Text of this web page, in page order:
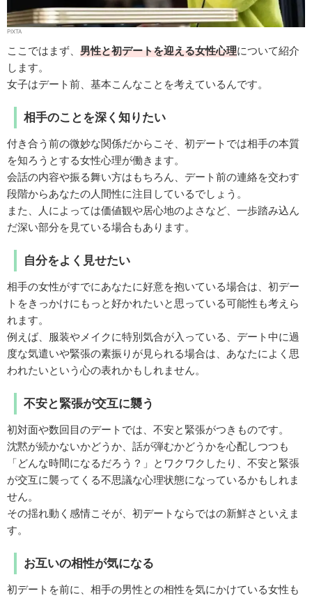
PIXTA
ここではまず、 男性と初デートを迎える女性心理について紹介
します。
女子はデート前、基本こんなことを考えているんです。
相手のことを深く知りたい
付き合う前の微妙な関係だからこそ、初デートでは相手の本質
を知ろうとする女性心理が働きます。
会話の内容や振る舞い方はもちろん、デート前の連絡を交わす
段階からあなたの人間性に注目しているでしょう。
また、人によっては価値観や居心地のよさなど、一歩踏み込ん
だ深い部分を見ている場合もあります。
自分をよく見せたい
相手の女性がすでにあなたに好意を抱いている場合は、初デー
トをきっかけにもっと好かれたいと思っている可能性も考えら
れます。
例えば、服装やメイクに特別気合が入っている、デート中に過
度な気遣いや緊張の素振りが見られる場合は、あなたによく思
われたいという心の表れかもしれません。
不安と緊張が交互に襲う
初対面や数回目のデートでは、不安と緊張がつきものです。
沈黙が続かないかどうか、話が弾むかどうかを心配しつつも
「どんな時間になるだろう？」とワクワクしたり、不安と緊張
が交互に襲ってくる不思議な心理状態になっているかもしれま
せん。
その揺れ動く感情こそが、初デートならではの新鮮さといえま
す。
お互いの相性が気になる
初デートを前に、相手の男性との相性を気にかけている女性も